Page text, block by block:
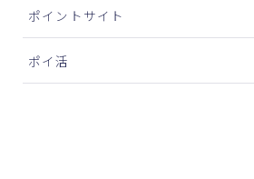
ポイントサイト
ポイ活